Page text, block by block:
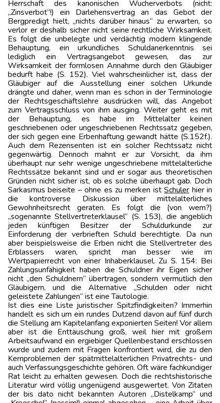
Herrschaft des kanonischen Wucherverbots (nicht:
„Zinsverbot“!) ein Darlehensvertrag an das Gebot der
Bergpredigt hielt, „nichts darüber hinaus“ zu erwarten, so
verlor er deshalb sicher nicht seine rechtliche Wirksamkeit.
Es folgt die unbelegte und verdächtig modern klingende
Behauptung, ein urkundliches Schuldanerkenntnis sei
lediglich ein Vertragsangebot gewesen, das zur
Wirksamkeit der formlosen Annahme durch den Gläubiger
bedurft habe (S. 152). Viel wahrscheinlicher ist, dass der
Gläubiger auf die Ausstellung einer solchen Urkunde
drängte und daher, wenn man es schon in der Terminologie
der Rechtsgeschäftslehre ausdrücken will, das Angebot
zum Vertragsschluss von ihm ausging. Weiter geht es mit
der Behauptung, es habe im Mittelalter keinen
geschriebenen oder ungeschriebenen Rechtssatz gegeben,
der sich gegen eine Erbenhaftung gewandt hätte (S.152f.).
Auch dem Rezensenten ist ein solcher Rechtssatz nicht
gegenwärtig. Dennoch mahnt er zur Vorsicht, da ihm
überhaupt nur sehr wenige ungeschriebene mittelalterliche
Rechtssätze bekannt sind und er sogar aus theoretischen
Gründen nicht sicher ist, ob es solche überhaupt gab. Doch
Sarkasmus beiseite – ohne es zu merken istSchuler hier in
die kontroverse Diskussion über mittelalterliches
Gewohnheitsrecht geraten. Es folgt die (von wem?)
„sogenannte Stellvertreterklausel“ (S. 153), die angeblich
jeden künftigen Besitzer der Schuldurkunde zur
Einforderung der verbrieften Schuld berechtigte. Da nun
aber beispielsweise die Erben nicht die Stellvertreter des
Erblassers waren, spricht man besser wie im
Wertpapierrecht von einer Inhaberklausel. Zu S. 154: Bei
Zahlungsunfähigkeit haben die Schuldner ihr Eigen sicher
nicht „den Schuldnern“ übertragen, sondern vermutlich den
Gläubigern, und die Alternative „Schulden oder nicht
geleistete Zahlungen“ ist eine Tautologie.
Ist dies eine Liste juristischer Spitzfindigkeiten? Immerhin
handelt es sich um ein rundes Dutzend davon auf fünf durch
die Stellung am Kapitelanfang exponierten Seiten! Vor allem
aber ist die Enttäuschung groß, weil hier mit großem
Arbeitsaufwand ein ergiebiger Quellenbestand erschlossen
wurde und zudem mit Fragen konfrontiert wird, die zu den
Kernproblemen der spätmittelalterlichen Privatrechts- und
auch Verfassungsgeschichte gehören. Oft wäre fachkundiger
Rat leicht zu erhalten gewesen. Doch die rechtshistorische
Literatur wird völlig ungenügend ausgewertet. Von Zitaten
der bis dato nicht bekannten Autoren „Distelkamp“ und